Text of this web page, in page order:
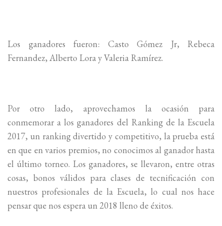
Los ganadores fueron: Casto Gómez Jr, Rebeca
Fernandez, Alberto Lora y Valeria Ramírez.
Por otro lado, aprovechamos la ocasión para
conmemorar a los ganadores del Ranking de la Escuela
2017, un ranking divertido y competitivo, la prueba está
en que en varios premios, no conocimos al ganador hasta
el último torneo. Los ganadores, se llevaron, entre otras
cosas, bonos válidos para clases de tecnificación con
nuestros profesionales de la Escuela, lo cual nos hace
pensar que nos espera un 2018 lleno de éxitos.